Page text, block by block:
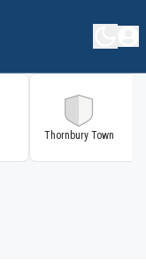
Thornbury Town